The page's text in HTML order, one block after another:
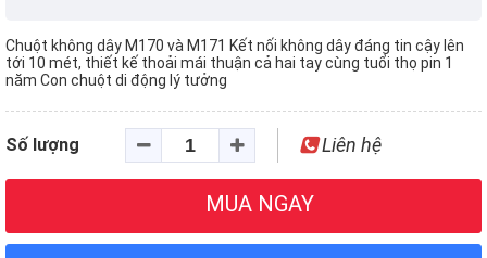
Chuột không dây M170 và M171 Kết nối không dây đáng tin cậy lên
tới 10 mét, thiết kế thoải mái thuận cả hai tay cùng tuổi thọ pin 1
năm Con chuột di động lý tưởng
Số lượng Liên hệ
MUA NGAY